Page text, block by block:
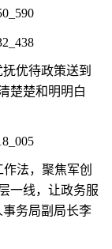
优待政策送到
楚楚和明明白
法，聚焦军创
一线，让政务服
务局副局长李